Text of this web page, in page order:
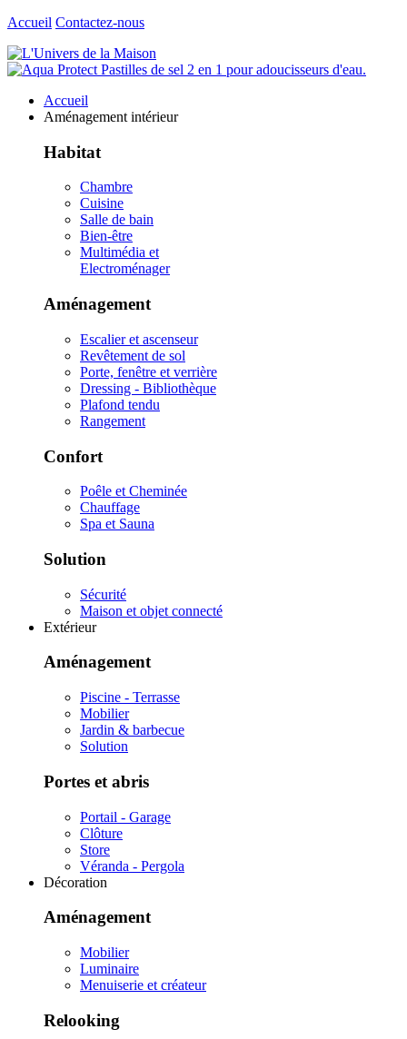
Accueil Contactez-nous
Accueil
Aménagement intérieur
Habitat
Chambre
Cuisine
Salle de bain
Bien-être
Multimédia et
Electroménager
Aménagement
Escalier et ascenseur
Revêtement de sol
Porte, fenêtre et verrière
Dressing - Bibliothèque
Plafond tendu
Rangement
Confort
Poêle et Cheminée
Chauffage
Spa et Sauna
Solution
Sécurité
Maison et objet connecté
Extérieur
Aménagement
Piscine - Terrasse
Mobilier
Jardin & barbecue
Solution
Portes et abris
Portail - Garage
Clôture
Store
Véranda - Pergola
Décoration
Aménagement
Mobilier
Luminaire
Menuiserie et créateur
Relooking